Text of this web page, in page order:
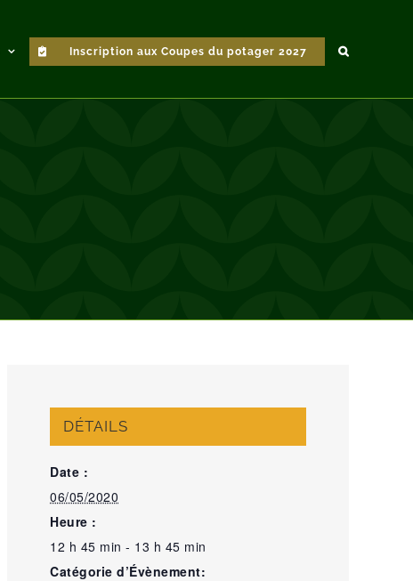
Inscription aux Coupes du potager 2027
DÉTAILS
Date :
06/05/2020
Heure :
12 h 45 min - 13 h 45 min
Catégorie d’Évènement: